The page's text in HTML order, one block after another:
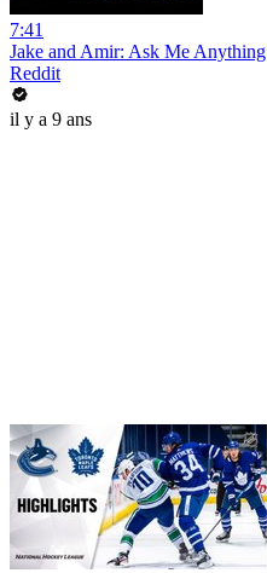
7:41
Jake and Amir: Ask Me Anything
Reddit
il y a 9 ans